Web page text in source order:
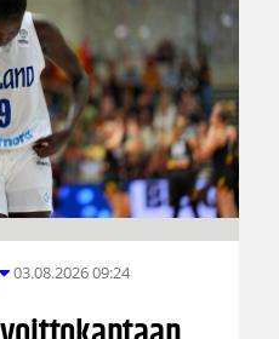
03.08.2026 09:24